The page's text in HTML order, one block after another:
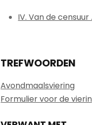
IV. Van de censuur
TREFWOORDEN
Avondmaalsviering
Formulier voor de